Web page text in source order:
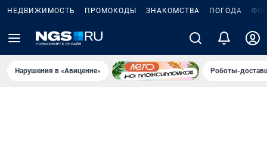
НЕДВИЖИМОСТЬ ПРОМОКОДЫ ЗНАКОМСТВА ПОГОДА
Нарушения в «Авиценне» Роботы-